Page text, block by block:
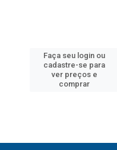
Faça seu login ou
cadastre-se para
ver preços e
comprar